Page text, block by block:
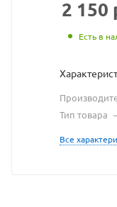
без
2 150
Есть в
Тип товара
Все